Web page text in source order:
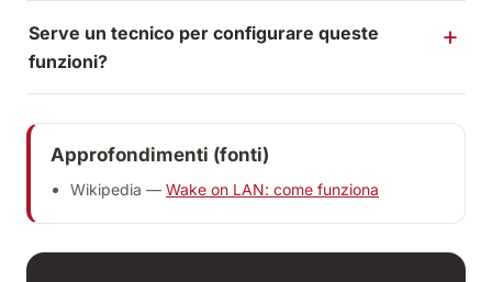
Serve un tecnico per configurare queste
funzioni?
Approfondimenti (fonti)
Wikipedia — Wake on LAN: come funziona